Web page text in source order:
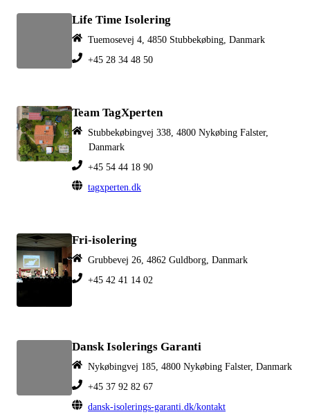
​Life Time Isolering
Tuemosevej 4, 4850 Stubbekøbing, Danmark
+45 28 34 48 50
Team TagXperten
Stubbekøbingvej 338, 4800 Nykøbing Falster,
Danmark
+45 54 44 18 90
tagxperten.dk
Fri-isolering
Grubbevej 26, 4862 Guldborg, Danmark
+45 42 41 14 02
Dansk Isolerings Garanti
Nykøbingvej 185, 4800 Nykøbing Falster, Danmark
+45 37 92 82 67
dansk-isolerings-garanti.dk/kontakt